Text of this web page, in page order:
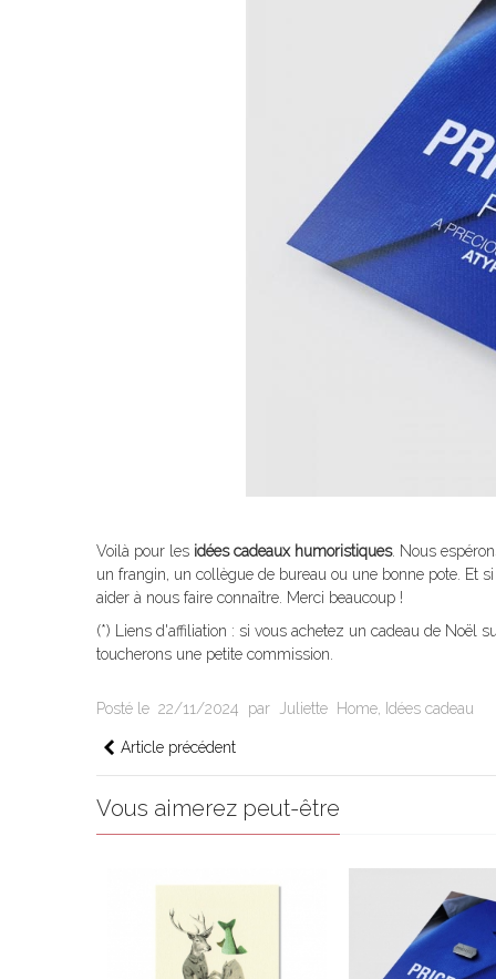
Voilà pour les idées cadeaux humoristiques. Nous
un frangin, un collègue de bureau ou une bonne pote. Et
aider à nous faire connaître. Merci beaucoup !
(*) Liens d'affiliation : si vous achetez un cadeau de Noël
toucherons une petite commission.
Posté le 22/11/2024 par Juliette Home Idées cadeau
Article précédent
Vous aimerez peut-être